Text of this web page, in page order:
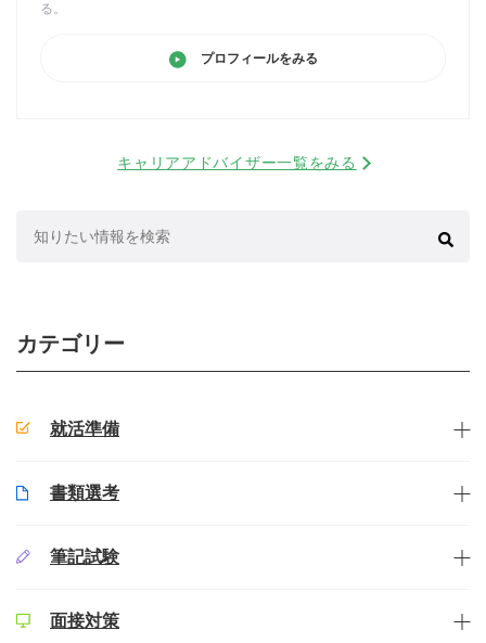
る。
プロフィールをみる
キャリアアドバイザー一覧をみる
カテゴリー
就活準備
書類選考
筆記試験
面接対策